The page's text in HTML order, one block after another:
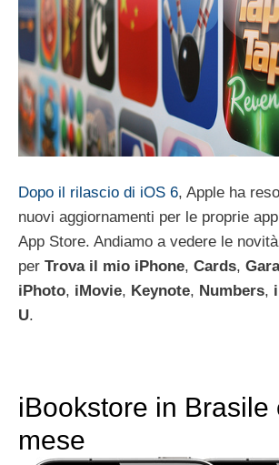
Dopo il rilascio di iOS 6, Apple ha
nuovi aggiornamenti per le proprie
App Store. Andiamo a vedere le
per Trova il mio iPhone, Cards,
iPhoto, iMovie, Keynote, Numbers,
U.
iBookstore in Brasile
mese